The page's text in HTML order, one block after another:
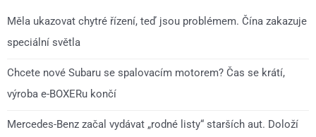
Měla ukazovat chytré řízení, teď jsou problémem. Čína zakazuje
speciální světla
Chcete nové Subaru se spalovacím motorem? Čas se krátí,
výroba e-BOXERu končí
Mercedes-Benz začal vydávat „rodné listy“ starších aut. Doloží